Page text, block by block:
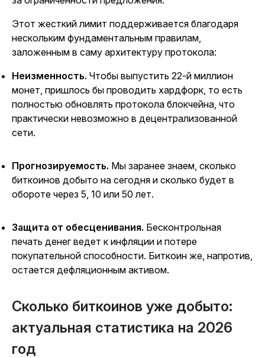
Этот жесткийлимит поддерживается благодаря
нескольким фундаментальным правилам,
заложенным в саму архитектуру протокола:
Неизменность. Чтобы выпустить 22-й миллион
монет, пришлось бы проводить хардфорк, то есть
полностью обновлять протокола блокчейна, что
практически невозможно в децентрализованной
сети.
Прогнозируемость. Мы заранее знаем, сколько
биткоинов добыто на сегодня и сколько будет в
обороте через 5, 10 или 50 лет.
Защита от обесценивания. Бесконтрольная
печать денег ведет к инфляции и потере
покупательной способности. Биткоин же, напротив,
остается дефляционным активом.
Сколько биткоинов уже добыто:
актуальная статистика на 2026
год